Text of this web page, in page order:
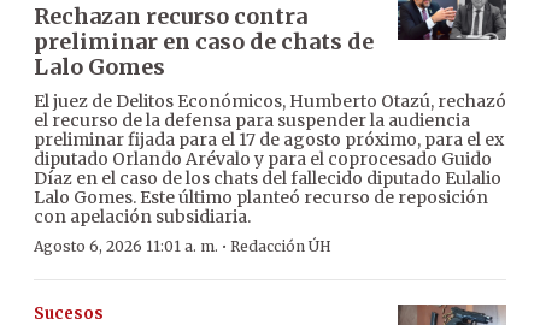
Rechazan recurso contra
preliminar en caso de chats de
Lalo Gomes
El juez de Delitos Económicos, Humberto Otazú, rechazó
el recurso de la defensa para suspender la audiencia
preliminar fijada para el 17 de agosto próximo, para el ex
diputado Orlando Arévalo y para el coprocesado Guido
Díaz en el caso de los chats del fallecido diputado Eulalio
Lalo Gomes. Este último planteó recurso de reposición
con apelación subsidiaria.
Agosto 6, 2026 11:01 a. m. · Redacción ÚH
Sucesos